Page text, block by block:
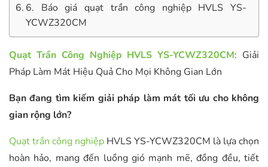
6. Báo giá quạt trần công nghiệp HVLS YS-
YCWZ320CM
Quạt Trần Công Nghiệp HVLS YS-YCWZ320CM: Giải
Pháp Làm Mát Hiệu Quả Cho Mọi Không Gian Lớn
Bạn đang tìm kiếm giải pháp làm mát tối ưu cho không
gian rộng lớn?
Quạt trần công nghiệp HVLS YS-YCWZ320CM là lựa chọn
hoàn hảo, mang đến luồng gió mạnh mẽ, đồng đều, tiết